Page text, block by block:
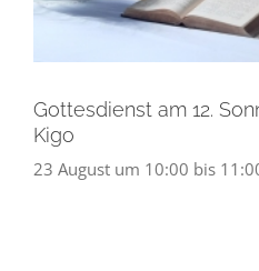
Gottesdienst am 12.
Kigo
23 August um 10:00 bis